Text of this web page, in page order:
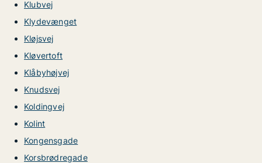
Klubvej
Klydevænget
Kløjsvej
Kløvertoft
Klåbyhøjvej
Knudsvej
Koldingvej
Kolint
Kongensgade
Korsbrødregade